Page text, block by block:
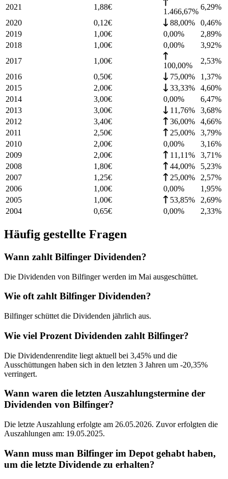
2021 1,88€
1.466,67%
6,29%
2020
0,12€ 88,00% 0,46%
2019
1,00€ 0,00% 2,89%
2018
1,00€ 0,00% 3,92%
2017
1,00€
100,00%
2,53%
2016
0,50€ 75,00% 1,37%
2015
2,00€ 33,33% 4,60%
2014
3,00€ 0,00% 6,47%
2013
3,00€ 11,76% 3,68%
2012
3,40€ 36,00% 4,66%
2011
2,50€ 25,00% 3,79%
2010
2,00€ 0,00% 3,16%
2009
2,00€ 11,11% 3,71%
2008
1,80€ 44,00% 5,23%
2007
1,25€ 25,00% 2,57%
2006
1,00€ 0,00% 1,95%
2005
1,00€ 53,85% 2,69%
2004
0,65€ 0,00% 2,33%
Häufig gestellte Fragen
Wann zahlt Bilfinger Dividenden?
Die Dividenden von Bilfinger werden im Mai ausgeschüttet.
Wie oft zahlt Bilfinger Dividenden?
Bilfinger schüttet die Dividenden jährlich aus.
Wie viel Prozent Dividenden zahlt Bilfinger?
Die Dividendenrendite liegt aktuell bei 3,45% und die
Ausschüttungen haben sich in den letzten 3 Jahren um -20,35%
verringert.
Wann waren die letzten Auszahlungstermine der
Dividenden von Bilfinger?
Die letzte Auszahlung erfolgte am 26.05.2026. Zuvor erfolgten die
Auszahlungen am: 19.05.2025.
Wann muss man Bilfinger im Depot gehabt haben,
um die letzte Dividende zu erhalten?